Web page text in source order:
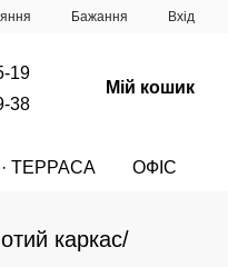
Бажання Вхід
19
38
Мій кошик
ТЕРРАСА ОФІС
каркас/